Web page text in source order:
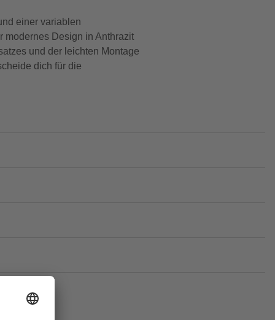
einer variablen
modernes Design in Anthrazit
und der leichten Montage
dich für die